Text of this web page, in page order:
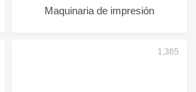
Maquinaria de impresión